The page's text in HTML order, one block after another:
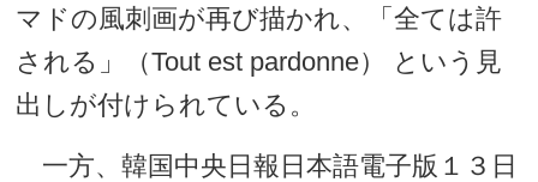
マドの風刺画が再び描かれ、「全ては許
される」（Tout est pardonne） という見
出しが付けられている。
一方、韓国中央日報日本語電子版１３日